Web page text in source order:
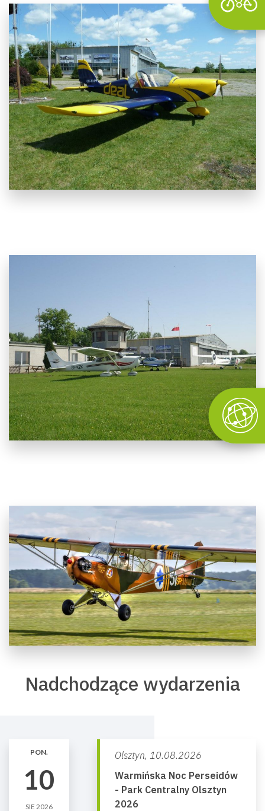
Nadchodzące wydarzenia
PON.
10
SIE 2026
Olsztyn, 10.08.2026
Warmińska Noc Perseidów
- Park Centralny Olsztyn
2026